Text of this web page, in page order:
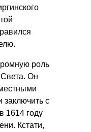
роль
Он
заключить с
1614 году
Кстати,